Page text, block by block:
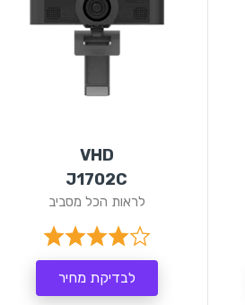
VHD
J1702C
לראות הכל מסביב
לבדיקת מחיר